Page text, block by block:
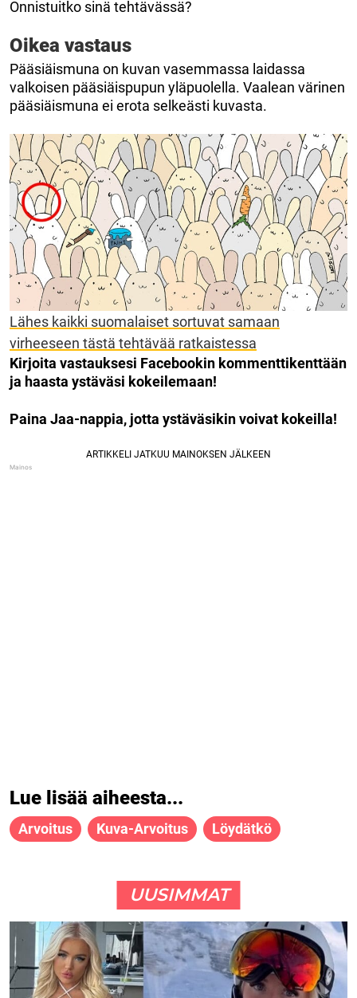
Onnistuitko sinä tehtävässä?
Oikea vastaus
Pääsiäismuna on kuvan vasemmassa laidassa
valkoisen pääsiäispupun yläpuolella. Vaalean värinen
pääsiäismuna ei erota selkeästi kuvasta.
Lähes kaikki suomalaiset sortuvat samaan
virheeseen tästä tehtävää ratkaistessa
Kirjoita vastauksesi Facebookin kommenttikenttään
ja haasta ystäväsi kokeilemaan!
Paina Jaa-nappia, jotta ystäväsikin voivat kokeilla!
Lue lisää aiheesta...
Arvoitus Kuva-Arvoitus Löydätkö
UUSIMMAT